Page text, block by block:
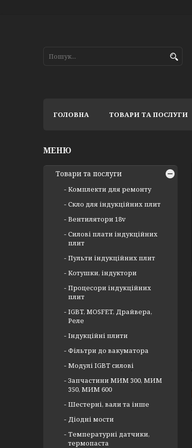
ГОЛОВНА ТОВАРИ ТА ПОСЛУГИ
Товари та послуги
Комплекти для ремонту
Скло для індукційних плит
Вентилятори 18v
Силові плати індукційних
плит
Пульти індукційних плит
Котушки, індуктори
Процесори індукційних
плит
IGBT, MOSFET, Драйвера,
Реле
Індукційні плити
Фільтри до вакуматора
Модулі IGBT cилові
Запчастини МИМ 300, МИМ
350, МИМ 600
Шестерні, вали та інше
Діодні мости
Температурні датчики,
термопаста